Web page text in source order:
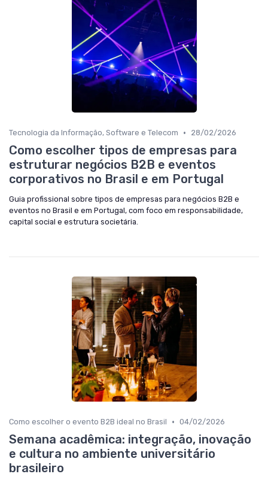
Tecnologia da Informação, Software e Telecom • 28/02/2026
Como escolher tipos de empresas para
estruturar negócios B2B e eventos
corporativos no Brasil e em Portugal
Guia profissional sobre tipos de empresas para negócios B2B e
eventos no Brasil e em Portugal, com foco em responsabilidade,
capital social e estrutura societária.
Como escolher o evento B2B ideal no Brasil • 04/02/2026
Semana acadêmica: integração, inovação
e cultura no ambiente universitário
brasileiro